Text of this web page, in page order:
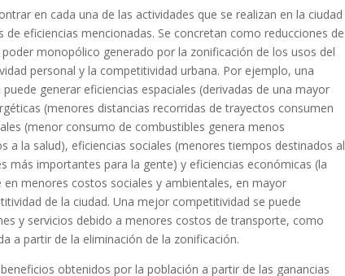
en cada una de las actividades que se realizan en la ciudad
eficiencias mencionadas. Se concretan como reducciones de
monopólico generado por la zonificación de los usos del
personal y la competitividad urbana. Por ejemplo, una
generar eficiencias espaciales (derivadas de una mayor
(menores distancias recorridas de trayectos consumen
(menor consumo de combustibles genera menos
a la salud), eficiencias sociales (menores tiempos destinados al
más importantes para la gente) y eficiencias económicas (la
menores costos sociales y ambientales, en mayor
de la ciudad. Una mejor competitividad se puede
y servicios debido a menores costos de transporte, como
a partir de la eliminación de la zonificación.
obtenidos por la población a partir de las ganancias